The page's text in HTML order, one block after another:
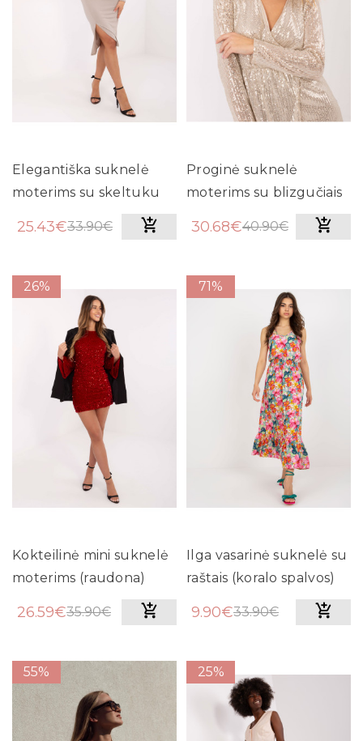
Elegantiška suknelė
moterims su skeltuku
25.43€33.90€
Proginė suknelė
moterims su blizgučiais
30.68€40.90€
26%
Kokteilinė mini suknelė
moterims (raudona)
26.59€35.90€
71%
Ilga vasarinė suknelė su
raštais (koralo spalvos)
9.90€33.90€
55% 25%